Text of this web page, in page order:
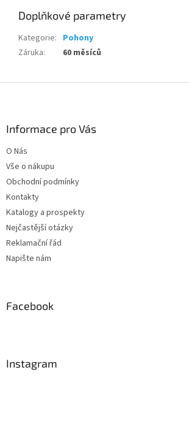
Doplňkové parametry
Kategorie: Pohony
Záruka: 60 měsíců
Informace pro Vás
O Nás
Vše o nákupu
Obchodní podmínky
Kontakty
Katalogy a prospekty
Nejčastější otázky
Reklamační řád
Napište nám
Facebook
Instagram